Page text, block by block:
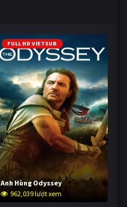
FULL HD VIETSUB
Anh Hùng Odyssey
962,039 lượt xem